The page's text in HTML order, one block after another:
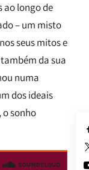
ao longo de
– um misto
seus mitos e
da sua
numa
dos ideais
sonho